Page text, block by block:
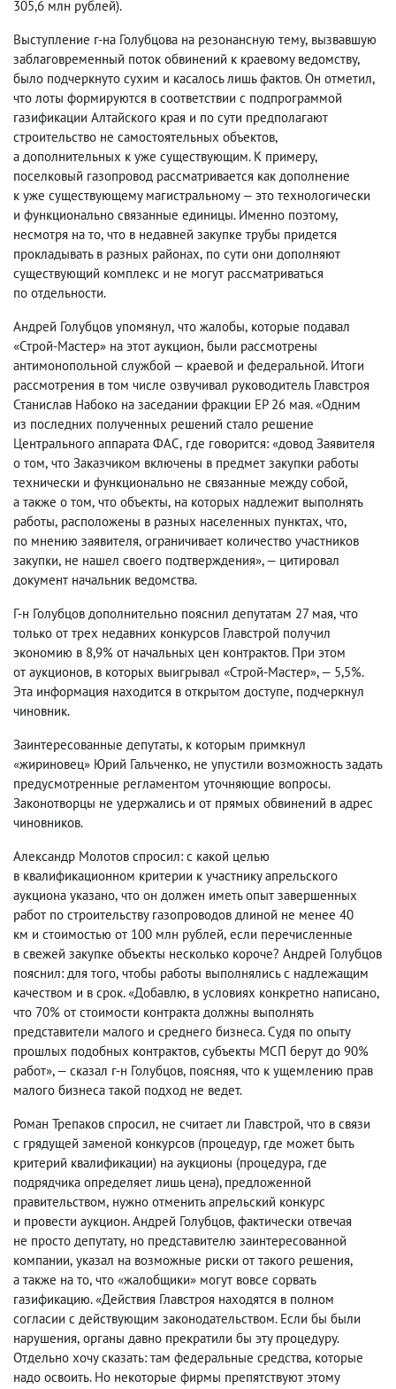
305,6 млн рублей).
Выступление г-на Голубцова на резонансную тему, вызвавшую
заблаговременный поток обвинений к краевому ведомству,
было подчеркнуто сухим и касалось лишь фактов. Он отметил,
что лоты формируются в соответствии с подпрограммой
газификации Алтайского края и по сути предполагают
строительство не самостоятельных объектов,
а дополнительных к уже существующим. К примеру,
поселковый газопровод рассматривается как дополнение
к уже существующему магистральному — это технологически
и функционально связанные единицы. Именно поэтому,
несмотря на то, что в недавней закупке трубы придется
прокладывать в разных районах, по сути они дополняют
существующий комплекс и не могут рассматриваться
по отдельности.
Андрей Голубцов упомянул, что жалобы, которые подавал
«Строй-Мастер» на этот аукцион, были рассмотрены
антимонопольной службой — краевой и федеральной. Итоги
рассмотрения в том числе озвучивал руководитель Главстроя
Станислав Набоко на заседании фракции ЕР 26 мая. «Одним
из последних полученных решений стало решение
Центрального аппарата ФАС, где говорится: «довод Заявителя
о том, что Заказчиком включены в предмет закупки работы
технически и функционально не связанные между собой,
а также о том, что объекты, на которых надлежит выполнять
работы, расположены в разных населенных пунктах, что,
по мнению заявителя, ограничивает количество участников
закупки, не нашел своего подтверждения», — цитировал
документ начальник ведомства.
Г-н Голубцов дополнительно пояснил депутатам 27 мая, что
только от трех недавних конкурсов Главстрой получил
экономию в 8,9% от начальных цен контрактов. При этом
от аукционов, в которых выигрывал «Строй-Мастер», — 5,5%.
Эта информация находится в открытом доступе, подчеркнул
чиновник.
Заинтересованные депутаты, к которым примкнул
«жириновец» Юрий Гальченко, не упустили возможность задать
предусмотренные регламентом уточняющие вопросы.
Законотворцы не удержались и от прямых обвинений в адрес
чиновников.
Александр Молотов спросил: с какой целью
в квалификационном критерии к участнику апрельского
аукциона указано, что он должен иметь опыт завершенных
работ по строительству газопроводов длиной не менее 40
км и стоимостью от 100 млн рублей, если перечисленные
в свежей закупке объекты несколько короче? Андрей Голубцов
пояснил: для того, чтобы работы выполнялись с надлежащим
качеством и в срок. «Добавлю, в условиях конкретно написано,
что 70% от стоимости контракта должны выполнять
представители малого и среднего бизнеса. Судя по опыту
прошлых подобных контрактов, субъекты МСП берут до 90%
работ», — сказал г-н Голубцов, поясняя, что к ущемлению прав
малого бизнеса такой подход не ведет.
Роман Трепаков спросил, не считает ли Главстрой, что в связи
с грядущей заменой конкурсов (процедур, где может быть
критерий квалификации) на аукционы (процедура, где
подрядчика определяет лишь цена), предложенной
правительством, нужно отменить апрельский конкурс
и провести аукцион. Андрей Голубцов, фактически отвечая
не просто депутату, но представителю заинтересованной
компании, указал на возможные риски от такого решения,
а также на то, что «жалобщики» могут вовсе сорвать
газификацию. «Действия Главстроя находятся в полном
согласии с действующим законодательством. Если бы были
нарушения, органы давно прекратили бы эту процедуру.
Отдельно хочу сказать: там федеральные средства, которые
надо освоить. Но некоторые фирмы препятствуют этому